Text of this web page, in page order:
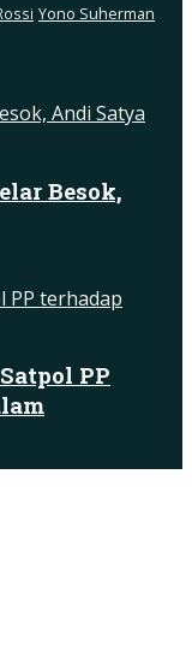
Yono Suherman
Besok,
PP